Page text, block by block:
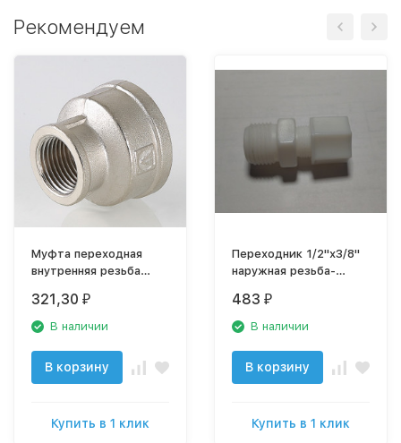
Рекомендуем
Муфта переходная
внутренняя резьба
никелированная латунь
321,30 ₽
В наличии
В корзину
Купить в 1 клик
Переходник 1/2"х3/8"
наружная резьба-
483 ₽
В наличии
В корзину
Купить в 1 клик